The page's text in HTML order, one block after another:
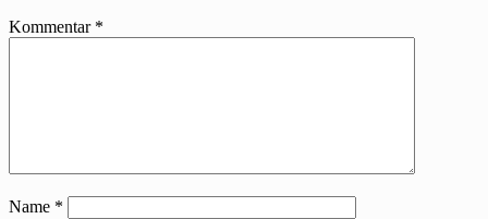
Kommentar *
Name *